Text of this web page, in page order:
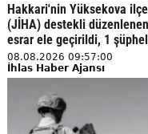
Hakkari'nin Yüksekova
(JİHA) destekli
esrar ele geçirildi, 1
08.08.2026 09:57:00
İhlas Haber Ajansı